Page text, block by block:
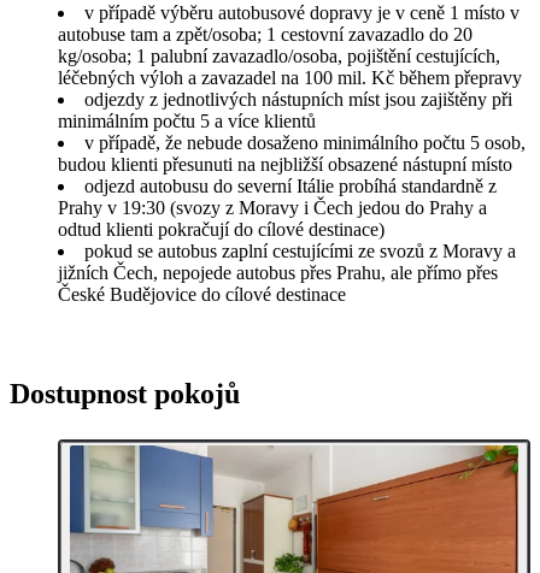
v případě výběru autobusové dopravy je v ceně 1 místo v
autobuse tam a zpět/osoba; 1 cestovní zavazadlo do 20
kg/osoba; 1 palubní zavazadlo/osoba, pojištění cestujících,
léčebných výloh a zavazadel na 100 mil. Kč během přepravy
odjezdy z jednotlivých nástupních míst jsou zajištěny při
minimálním počtu 5 a více klientů
v případě, že nebude dosaženo minimálního počtu 5 osob,
budou klienti přesunuti na nejbližší obsazené nástupní místo
odjezd autobusu do severní Itálie probíhá standardně z
Prahy v 19:30 (svozy z Moravy i Čech jedou do Prahy a
odtud klienti pokračují do cílové destinace)
pokud se autobus zaplní cestujícími ze svozů z Moravy a
jižních Čech, nepojede autobus přes Prahu, ale přímo přes
České Budějovice do cílové destinace
Dostupnost pokojů